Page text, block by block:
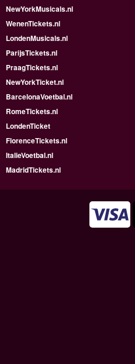
NewYorkMusicals.nl
WenenTickets.nl
LondenMusicals.nl
ParijsTickets.nl
PraagTickets.nl
NewYorkTicket.nl
BarcelonaVoetbal.nl
RomeTickets.nl
LondenTicket
FlorenceTickets.nl
ItalieVoetbal.nl
MadridTickets.nl